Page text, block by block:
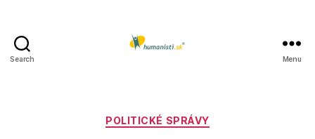
Search Menu
Kategórie
POLITICKÉ SPRÁVY